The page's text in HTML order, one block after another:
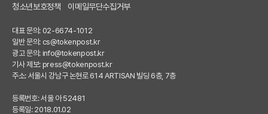
청소년보호정책
이메일무단수집거부
대표 문의: 02-6674-1012
일반 문의: cs@tokenpost.kr
광고 문의: info@tokenpost.kr
기사 제보: press@tokenpost.kr
주소: 서울시 강남구 논현로 614 ARTISAN 빌딩 6층, 7층
등록번호: 서울 아 52481
등록일: 2018.01.02